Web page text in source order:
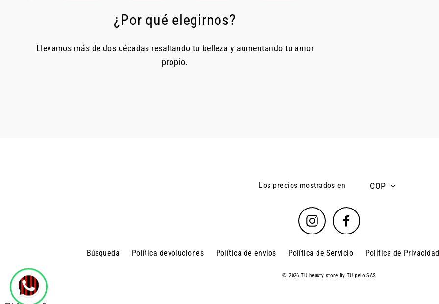
¿Por qué elegirnos?
Llevamos más de dos décadas resaltando tu belleza y aumentando tu amor
propio.
Los precios mostrados en COP
Instagram Facebook
Búsqueda Política devoluciones Política de envíos Política de Servicio Política de Privacidad
© 2026 TU beauty store By TU pelo SAS